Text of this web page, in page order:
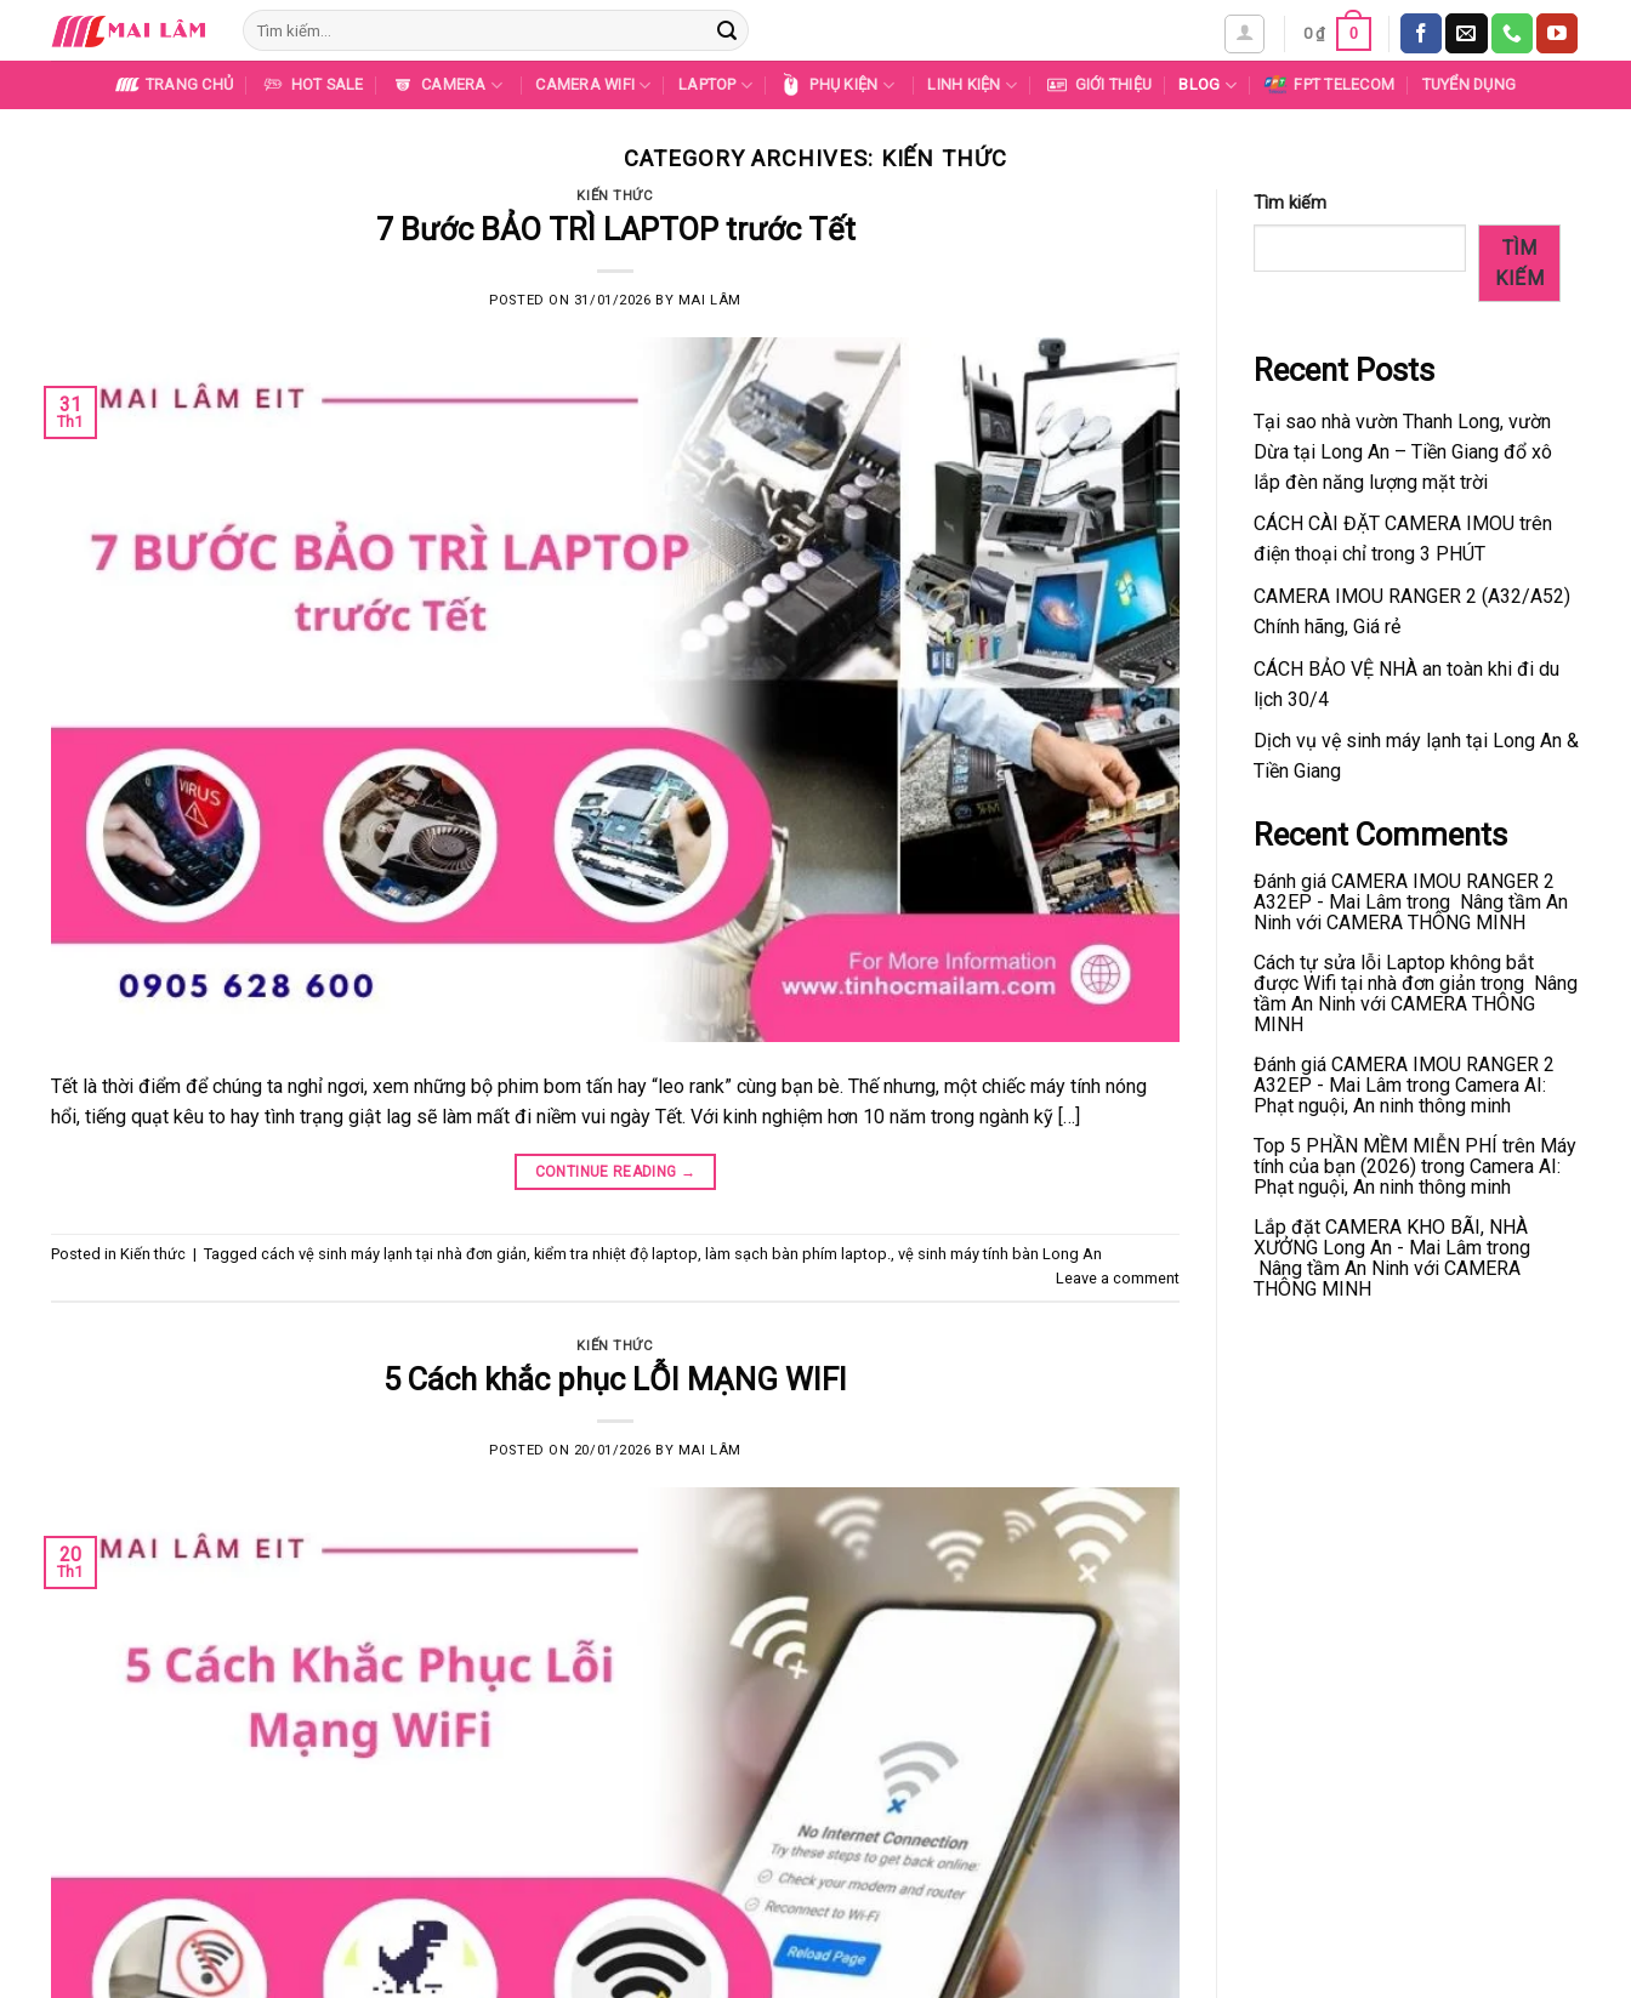
Tìm
kiếm:
0₫ 0
TRANG CHỦ HOT SALE CAMERA CAMERA WIFI LAPTOP PHỤ KIỆN LINH KIỆN GIỚI THIỆU BLOG FPT TELECOM TUYỂN DỤNG
CATEGORY ARCHIVES: KIẾN THỨC
KIẾN THỨC
7 Bước BẢO TRÌ LAPTOP trước Tết
POSTED ON 31/01/2026 BY MAI LÂM
31
Th1
Tết là thời điểm để chúng ta nghỉ ngơi, xem những bộ phim bom tấn hay “leo rank” cùng bạn bè. Thế nhưng, một chiếc máy tính nóng
hổi, tiếng quạt kêu to hay tình trạng giật lag sẽ làm mất đi niềm vui ngày Tết. Với kinh nghiệm hơn 10 năm trong ngành kỹ […]
CONTINUE READING →
Posted in Kiến thức | Tagged cách vệ sinh máy lạnh tại nhà đơn giản, kiểm tra nhiệt độ laptop, làm sạch bàn phím laptop., vệ sinh máy tính bàn Long An
Leave a comment
KIẾN THỨC
5 Cách khắc phục LỖI MẠNG WIFI
POSTED ON 20/01/2026 BY MAI LÂM
20
Th1
Tìm kiếm
TÌM
KIẾM
Recent Posts
Tại sao nhà vườn Thanh Long, vườn
Dừa tại Long An – Tiền Giang đổ xô
lắp đèn năng lượng mặt trời
CÁCH CÀI ĐẶT CAMERA IMOU trên
điện thoại chỉ trong 3 PHÚT
CAMERA IMOU RANGER 2 (A32/A52)
Chính hãng, Giá rẻ
CÁCH BẢO VỆ NHÀ an toàn khi đi du
lịch 30/4
Dịch vụ vệ sinh máy lạnh tại Long An &
Tiền Giang
Recent Comments
Đánh giá CAMERA IMOU RANGER 2
A32EP - Mai Lâm trong Nâng tầm An
Ninh với CAMERA THÔNG MINH
Cách tự sửa lỗi Laptop không bắt
được Wifi tại nhà đơn giản trong Nâng
tầm An Ninh với CAMERA THÔNG
MINH
Đánh giá CAMERA IMOU RANGER 2
A32EP - Mai Lâm trong Camera AI:
Phạt nguội, An ninh thông minh
Top 5 PHẦN MỀM MIỄN PHÍ trên Máy
tính của bạn (2026) trong Camera AI:
Phạt nguội, An ninh thông minh
Lắp đặt CAMERA KHO BÃI, NHÀ
XƯỞNG Long An - Mai Lâm trong
Nâng tầm An Ninh với CAMERA
THÔNG MINH